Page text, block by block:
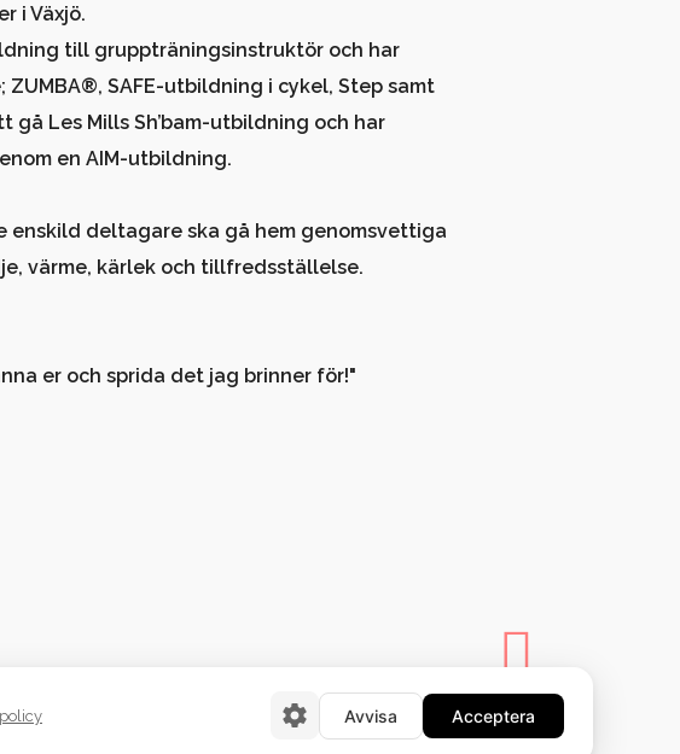
i Växjö.
till gruppträningsinstruktör och har
SAFE-utbildning i cykel, Step samt
Les Mills Sh’bam-utbildning och har
en AIM-utbildning.
enskild deltagare ska gå hem genomsvettiga
värme, kärlek och tillfredsställelse.
er och sprida det jag brinner för!"
Avvisa Acceptera